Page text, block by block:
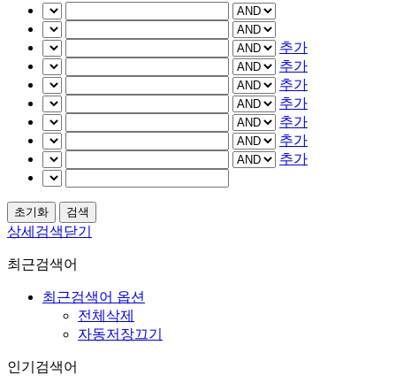
추가
추가
추가
추가
추가
추가
추가
상세검색닫기
최근검색어
최근검색어 옵션
전체삭제
자동저장끄기
인기검색어